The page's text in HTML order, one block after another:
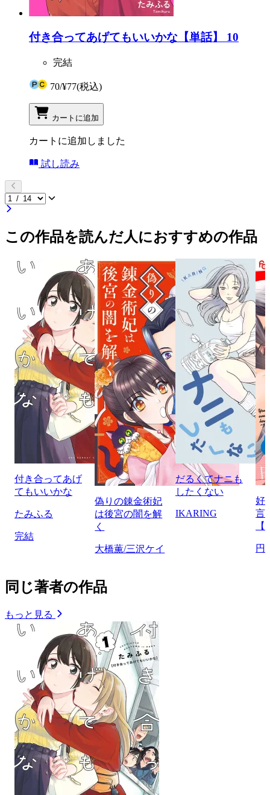
付き合ってあげてもいいかな【単話】 10
完結
70/¥77(税込)
カートに追加
カートに追加しました
試し読み
この作品を読んだ人におすすめの作品
付き合ってあげ
てもいいかな
たみふる
完結
偽りの錬金術妃
は後宮の闇を解
く
大橋薫/三沢ケイ
だるくてナニも
したくない
IKARING
好
言
円
同じ著者の作品
もっと見る